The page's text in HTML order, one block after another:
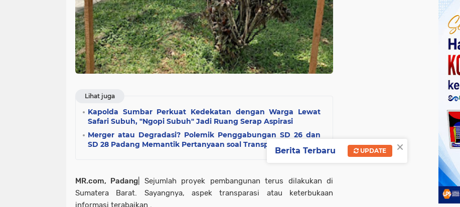
Lihat juga
Kapolda Sumbar Perkuat Kedekatan dengan Warga Lewat
Safari Subuh, "Ngopi Subuh" Jadi Ruang Serap Aspirasi
Merger atau Degradasi? Polemik Penggabungan SD 26 dan
SD 28 Padang Memantik Pertanyaan soal Transparansi
MR.com, Padang | Sejumlah proyek pembangunan terus dilakukan di
Sumatera Barat. Sayangnya, aspek transparasi atau keterbukaan
informasi terabaikan .
×
Berita Terbaru UPDATE